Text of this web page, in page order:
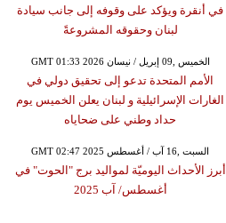
في أنقرة ويؤكد على وقوفه إلى جانب سيادة
لبنان وحقوقه المشروعةً
GMT 01:33 2026 الخميس ,09 إبريل / نيسان
الأمم المتحدة تدعو إلى تحقيق دولي في
الغارات الإسرائيلية و لبنان يعلن الخميس يوم
حداد وطني على ضحاياه
GMT 02:47 2025 السبت ,16 آب / أغسطس
أبرز الأحداث اليوميّة لمواليد برج "الحوت" في
أغسطس/ آب 2025